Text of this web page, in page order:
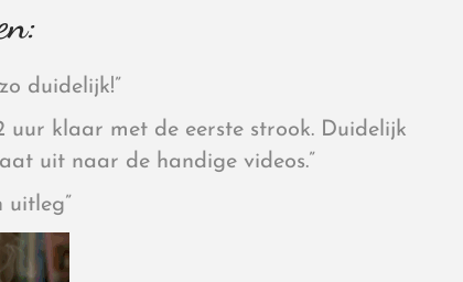
duidelijk!”
uur klaar met de eerste strook. Duidelijk
uit naar de handige videos.”
uitleg”